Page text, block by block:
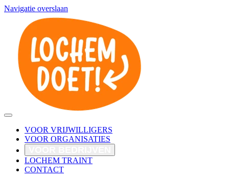
Navigatie overslaan
VOOR VRIJWILLIGERS
VOOR ORGANISATIES
LOCHEM TRAINT
CONTACT